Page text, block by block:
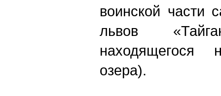
воинской части
львов
находящегося
озера).